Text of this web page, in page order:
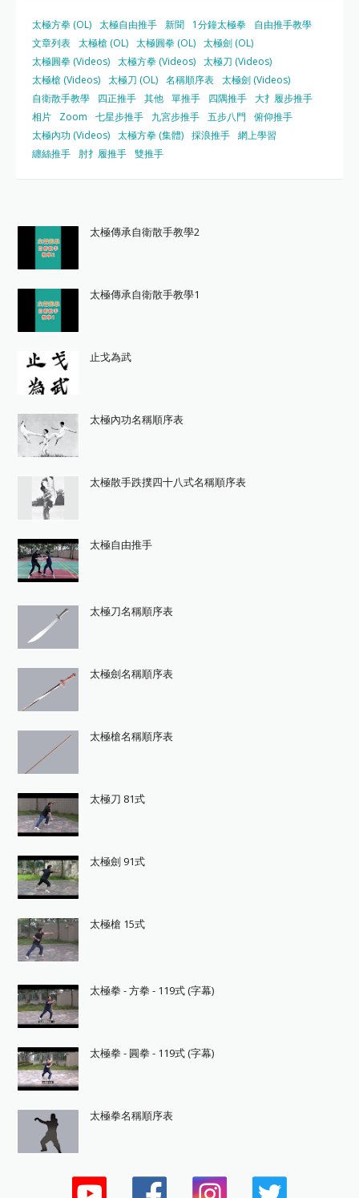
太極方拳 (OL) 太極自由推手 新聞 1分鐘太極拳
自由推手教學
文章列表 太極槍 (OL) 太極圓拳 (OL) 太極劍 (OL)
太極圓拳 (Videos) 太極方拳 (Videos) 太極刀 (Videos)
太極槍 (Videos) 太極刀 (OL) 名稱順序表 太極劍 (Videos)
自衛散手教學
四正推手 其他 單推手 四隅推手 大扌履步推手
相片
Zoom 七星步推手 九宮步推手 五步八門
俯仰推手
太極內功 (Videos) 太極方拳 (集體) 採浪推手 網上學習
纏絲推手
肘扌履推手 雙推手
太極傳承自衛散手教學2
太極傳承自衛散手教學1
止戈為武
太極內功名稱順序表
太極散手跌撲四十八式名稱順序表
太極自由推手
太極刀名稱順序表
太極劍名稱順序表
太極槍名稱順序表
太極刀 81式
太極劍 91式
太極槍 15式
太極拳 - 方拳 - 119式 (字幕)
太極拳 - 圓拳 - 119式 (字幕)
太極拳名稱順序表